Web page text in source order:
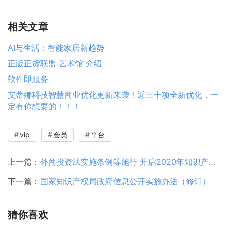
相关文章
AI与生活：智能家居新趋势
正版正货联盟 艺术馆 介绍
软件即服务
艾蒂娜科技智慧商业优化更新来袭！近三十项全新优化，一
定有你想要的！！！
vip 会员 平台
上一篇： 外商投资法实施条例等施行 开启2020年知识产权保护大幕
下一篇： 国家知识产权局政府信息公开实施办法（修订）
猜你喜欢